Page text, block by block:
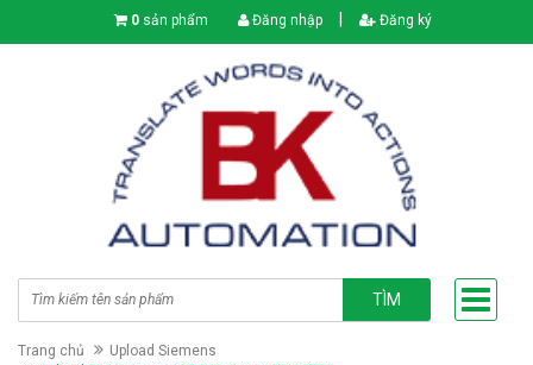
0 sản phẩm Đăng nhập Đăng ký
TÌM
Trang chủ
Upload Siemens